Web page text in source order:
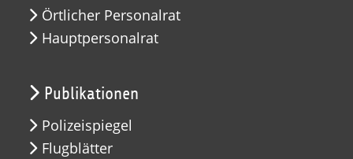
Örtlicher Personalrat
Hauptpersonalrat
Publikationen
Polizeispiegel
Flugblätter